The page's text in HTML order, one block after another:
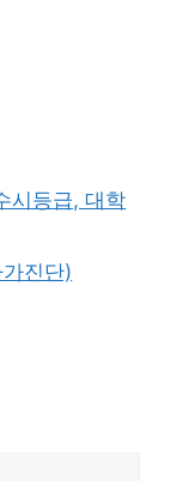
시등급, 대학
진단)